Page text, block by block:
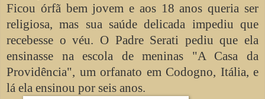
Ficou órfã bem jovem e aos 18 anos queria ser
religiosa, mas sua saúde delicada impediu que
recebesse o véu. O Padre Serati pediu que ela
ensinasse na escola de meninas "A Casa da
Providência", um orfanato em Codogno, Itália, e
lá ela ensinou por seis anos.